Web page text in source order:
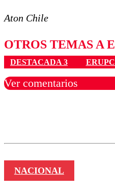
Aton Chile
OTROS TEMAS A
DESTACADA 3
Ver comentarios
NACIONAL